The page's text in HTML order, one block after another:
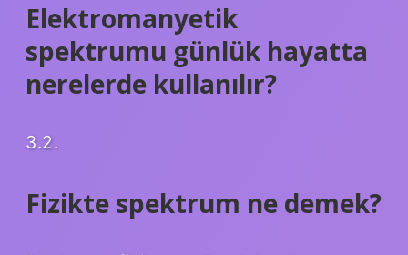
Elektromanyetik
spektrumu günlük hayatta
nerelerde kullanılır?
3.2.
Fizikte spektrum ne demek?